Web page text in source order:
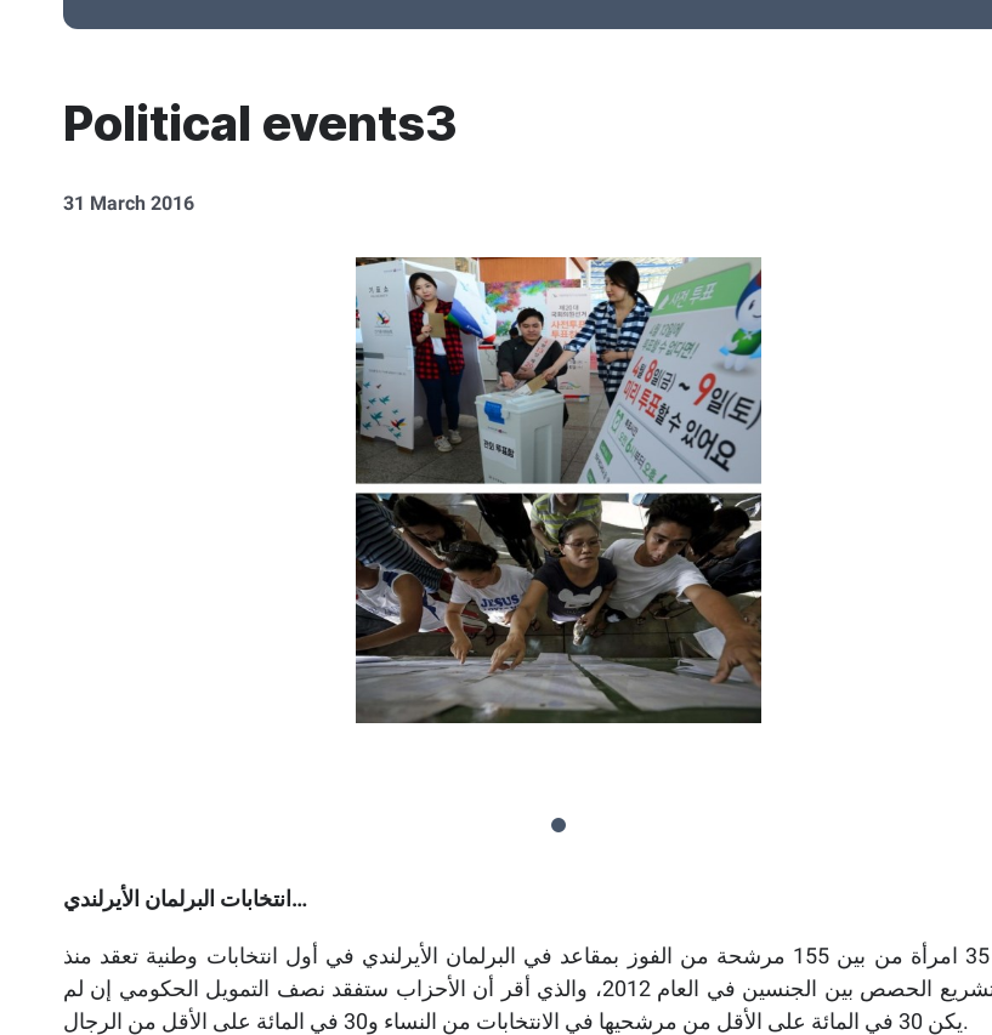
Political events3
31 March 2016
انتخابات البرلمان الأيرلندي …
نجحت 35 امرأة من بين 155 مرشحة من الفوز بمقاعد في البرلمان الأيرلندي في أول انتخابات وطنية تعقد منذ
اصدار تشريع الحصص بين الجنسين في العام 2012، والذي أقر أن الأحزاب ستفقد نصف التمويل الحكومي إن لم
يكن 30 في المائة على الأقل من مرشحيها في الانتخابات من النساء و30 في المائة على الأقل من الرجال.